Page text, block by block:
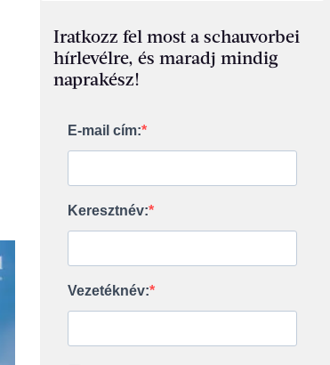
Iratkozz fel most a schauvorbei
hírlevélre, és maradj mindig
naprakész!
E-mail cím:
Keresztnév:
Vezetéknév: